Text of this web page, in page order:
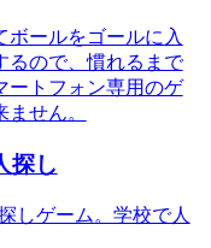
ボールをゴールに入
るので、慣れるまで
ートフォン専用のゲ
せん。
探し
しゲーム。学校で人